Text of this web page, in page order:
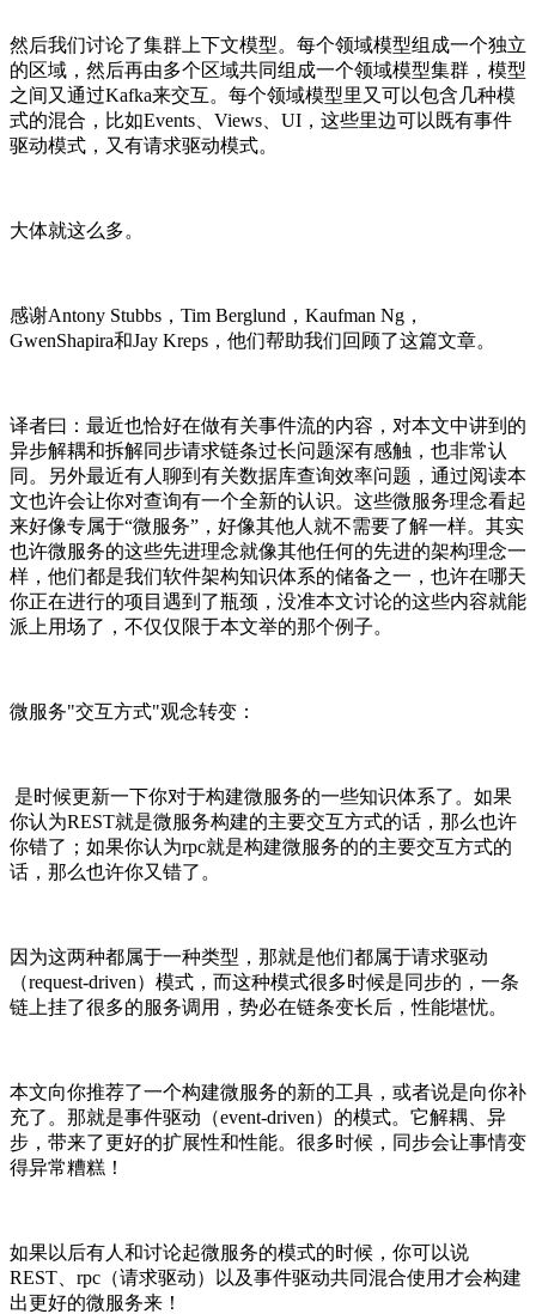
然后我们讨论了集群上下文模型。每个领域模型组成一个独立
的区域，然后再由多个区域共同组成一个领域模型集群，模型
之间又通过Kafka来交互。每个领域模型里又可以包含几种模
式的混合，比如Events、Views、UI，这些里边可以既有事件
驱动模式，又有请求驱动模式。
大体就这么多。
感谢Antony Stubbs，Tim Berglund，Kaufman Ng，
GwenShapira和Jay Kreps，他们帮助我们回顾了这篇文章。
译者曰：最近也恰好在做有关事件流的内容，对本文中讲到的
异步解耦和拆解同步请求链条过长问题深有感触，也非常认
同。另外最近有人聊到有关数据库查询效率问题，通过阅读本
文也许会让你对查询有一个全新的认识。这些微服务理念看起
来好像专属于“微服务”，好像其他人就不需要了解一样。其实
也许微服务的这些先进理念就像其他任何的先进的架构理念一
样，他们都是我们软件架构知识体系的储备之一，也许在哪天
你正在进行的项目遇到了瓶颈，没准本文讨论的这些内容就能
派上用场了，不仅仅限于本文举的那个例子。
微服务"交互方式"观念转变：
是时候更新一下你对于构建微服务的一些知识体系了。如果
你认为REST就是微服务构建的主要交互方式的话，那么也许
你错了；如果你认为rpc就是构建微服务的的主要交互方式的
话，那么也许你又错了。
因为这两种都属于一种类型，那就是他们都属于请求驱动
（request-driven）模式，而这种模式很多时候是同步的，一条
链上挂了很多的服务调用，势必在链条变长后，性能堪忧。
本文向你推荐了一个构建微服务的新的工具，或者说是向你补
充了。那就是事件驱动（event-driven）的模式。它解耦、异
步，带来了更好的扩展性和性能。很多时候，同步会让事情变
得异常糟糕！
如果以后有人和讨论起微服务的模式的时候，你可以说
REST、rpc（请求驱动）以及事件驱动共同混合使用才会构建
出更好的微服务来！